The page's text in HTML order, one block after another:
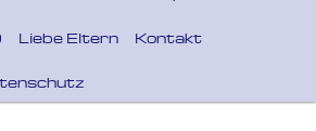
Liebe Eltern
Kontakt